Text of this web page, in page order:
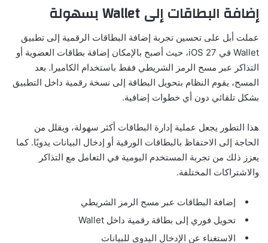
إضافة البطاقات إلى Wallet بسهولة
عملت أبل على تحسين تجربة إضافة البطاقات الرقمية إلى تطبيق
Wallet في iOS 27، حيث أصبح بالإمكان إضافة بطاقات العضوية أو
التذاكر عبر مسح الرمز الشريطي فقط باستخدام الكاميرا. بعد
المسح، يقوم النظام بتحويل البطاقة إلى نسخة رقمية داخل التطبيق
بشكل تلقائي دون أي خطوات إضافية.
هذا التطور يجعل عملية إدارة البطاقات أكثر سهولة، ويقلل من
الحاجة إلى الاحتفاظ بالبطاقات الورقية أو إدخال البيانات يدويًا. كما
يعزز ذلك من تجربة المستخدم اليومية في التعامل مع التذاكر
والاشتراكات المختلفة.
إضافة البطاقات عبر مسح الرمز الشريطي
تحويل فوري إلى بطاقة رقمية داخل Wallet
الاستغناء عن الإدخال اليدوي للبيانات